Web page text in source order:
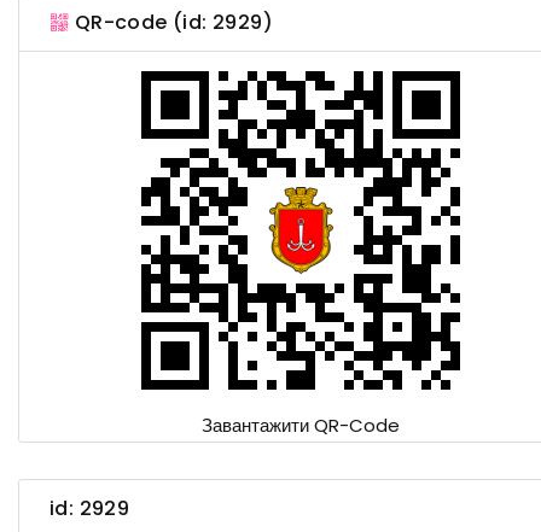
QR-code (id: 2929)
Завантажити QR-Code
id: 2929